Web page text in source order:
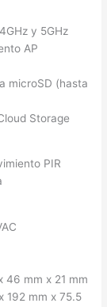
y 5GHz
AP
microSD (hasta
Storage
PIR
46 mm x 21 mm
192 mm x 75.5